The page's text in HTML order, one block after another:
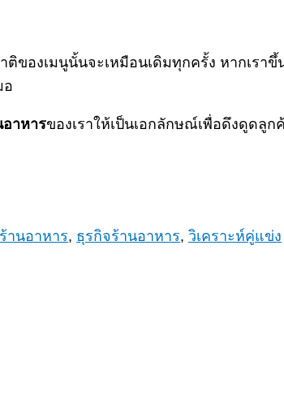
องเมนูนั้นจะเหมือนเดิมทุกครั้ง หากเราขึ้
อ
อาหารของเราให้เป็นเอกลักษณ์เพื่อดึงดูดลูก
านอาหาร, ธุรกิจร้านอาหาร, วิเคราะห์คู่แข่ง